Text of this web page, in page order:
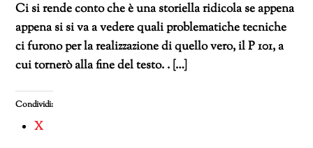
Ci si rende conto che è una storiella ridicola se appena
appena si si va a vedere quali problematiche tecniche
ci furono per la realizzazione di quello vero, il P 101, a
cui tornerò alla fine del testo. . […]
Condividi:
X